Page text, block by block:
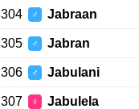
304 ♂ Jabraan
305 ♂ Jabran
306 ♂ Jabulani
307 ♀ Jabulela